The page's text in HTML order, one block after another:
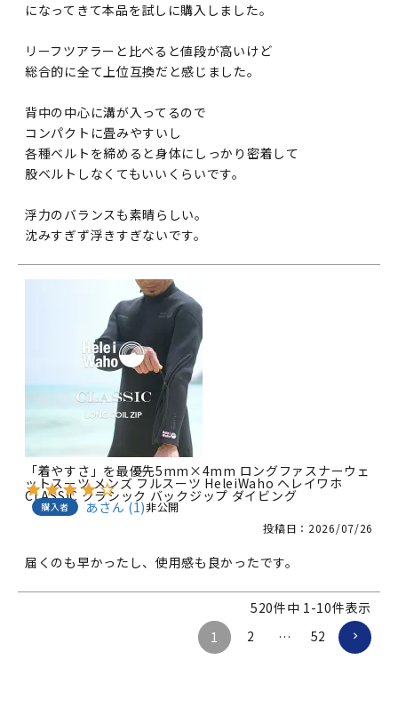
になってきて本品を試しに購入しました。
リーフツアラーと比べると値段が高いけど
総合的に全て上位互換だと感じました。
背中の中心に溝が入ってるので
コンパクトに畳みやすいし
各種ベルトを締めると身体にしっかり密着して
股ベルトしなくてもいいくらいです。
浮力のバランスも素晴らしい。
「着やすさ」を最優先5mm×4mm ロングファスナーウェ
ットスーツ メンズ フルスーツ HeleiWaho ヘレイワホ
CLASSIC クラシック バックジップ ダイビング
購入者 あ 1 非公開
投稿日
2026/07/26
届くのも早かったし、使用感も良かったです。
520件中 1-10件表示
1
2 … 52